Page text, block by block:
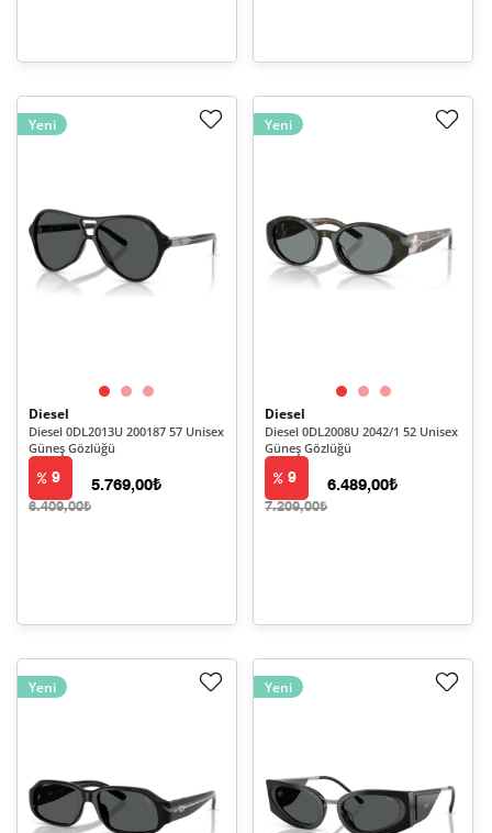
Yeni
Diesel
Diesel 0DL2013U 200187 57 Unisex
Güneş Gözlüğü
9
6.409,00₺
5.769,00₺
Yeni
Diesel
Diesel 0DL2008U 2042/1 52 Unisex
Güneş Gözlüğü
9
7.209,00₺
6.489,00₺
Yeni Yeni